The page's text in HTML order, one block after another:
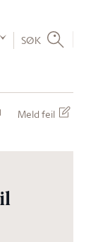
SØK
Meld feil